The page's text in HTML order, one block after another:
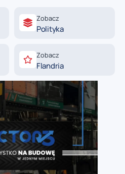
Zobacz
Polityka
Zobacz
Flandria